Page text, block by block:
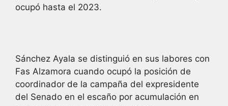
ocupó hasta el 2023.
Sánchez Ayala se distinguió en sus labores con
Fas Alzamora cuando ocupó la posición de
coordinador de la campaña del expresidente
del Senado en el escaño por acumulación en